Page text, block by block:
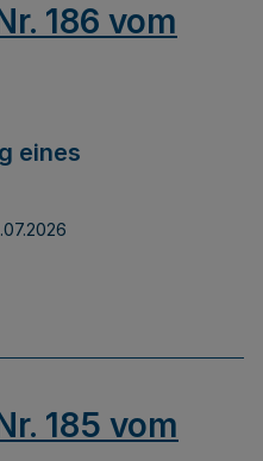
186 vom
eines
185 vom